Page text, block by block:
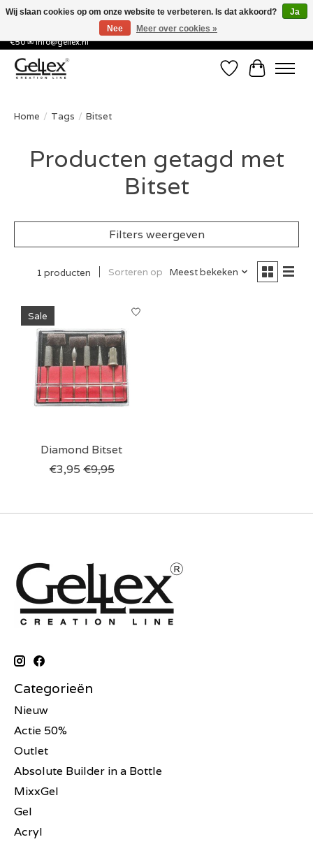
✅ Voor 15:00 besteld, de volgende werkdag in huis! ✅ Gratis verzenden vanaf
€50 ✉info@gellex.nl
Verlanglijst
Home / Tags / Bitset
Producten getagd met
Bitset
Filters weergeven
1 producten Sorteren op Meest bekeken
Sale
Diamond Bitset
€3,95 €9,95
Categorieën
Nieuw
Actie 50%
Outlet
Absolute Builder in a Bottle
MixxGel
Gel
Acryl
Wij slaan cookies op om onze website te verbeteren. Is dat akkoord?
Ja
Nee
Meer over cookies »